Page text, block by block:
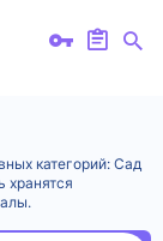
категорий: Сад
хранятся